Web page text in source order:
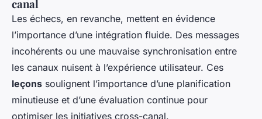
canal
Les échecs, en revanche, mettent en évidence
l’importance d’une intégration fluide. Des messages
incohérents ou une mauvaise synchronisation entre
les canaux nuisent à l’expérience utilisateur. Ces
leçons soulignent l’importance d’une planification
minutieuse et d’une évaluation continue pour
optimiser les initiatives cross-canal.